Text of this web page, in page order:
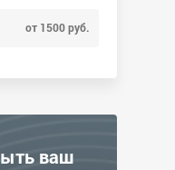
от 1500 руб.
ваш